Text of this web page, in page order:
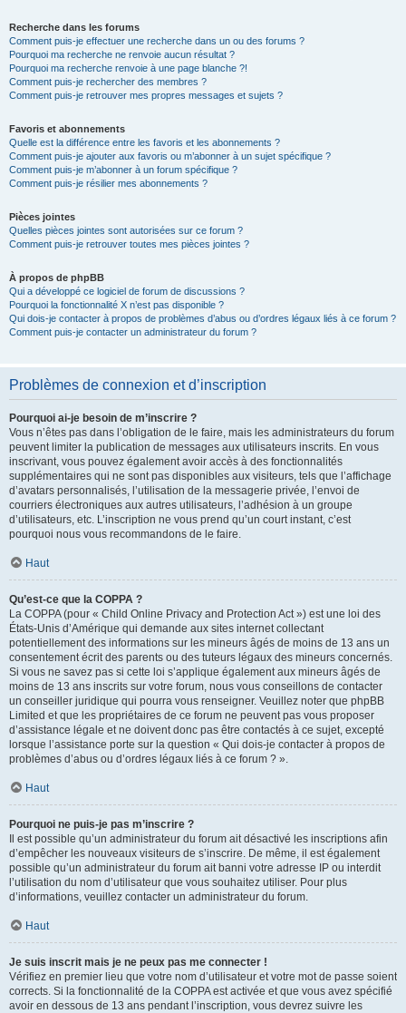
Recherche dans les forums
Comment puis-je effectuer une recherche dans un ou des forums ?
Pourquoi ma recherche ne renvoie aucun résultat ?
Pourquoi ma recherche renvoie à une page blanche ?!
Comment puis-je rechercher des membres ?
Comment puis-je retrouver mes propres messages et sujets ?
Favoris et abonnements
Quelle est la différence entre les favoris et les abonnements ?
Comment puis-je ajouter aux favoris ou m’abonner à un sujet spécifique ?
Comment puis-je m’abonner à un forum spécifique ?
Comment puis-je résilier mes abonnements ?
Pièces jointes
Quelles pièces jointes sont autorisées sur ce forum ?
Comment puis-je retrouver toutes mes pièces jointes ?
À propos de phpBB
Qui a développé ce logiciel de forum de discussions ?
Pourquoi la fonctionnalité X n’est pas disponible ?
Qui dois-je contacter à propos de problèmes d’abus ou d’ordres légaux liés à ce forum ?
Comment puis-je contacter un administrateur du forum ?
Problèmes de connexion et d’inscription
Pourquoi ai-je besoin de m’inscrire ?
Vous n’êtes pas dans l’obligation de le faire, mais les administrateurs du forum
peuvent limiter la publication de messages aux utilisateurs inscrits. En vous
inscrivant, vous pouvez également avoir accès à des fonctionnalités
supplémentaires qui ne sont pas disponibles aux visiteurs, tels que l’affichage
d’avatars personnalisés, l’utilisation de la messagerie privée, l’envoi de
courriers électroniques aux autres utilisateurs, l’adhésion à un groupe
d’utilisateurs, etc. L’inscription ne vous prend qu’un court instant, c’est
pourquoi nous vous recommandons de le faire.
Haut
Qu’est-ce que la COPPA ?
La COPPA (pour « Child Online Privacy and Protection Act ») est une loi des
États-Unis d’Amérique qui demande aux sites internet collectant
potentiellement des informations sur les mineurs âgés de moins de 13 ans un
consentement écrit des parents ou des tuteurs légaux des mineurs concernés.
Si vous ne savez pas si cette loi s’applique également aux mineurs âgés de
moins de 13 ans inscrits sur votre forum, nous vous conseillons de contacter
un conseiller juridique qui pourra vous renseigner. Veuillez noter que phpBB
Limited et que les propriétaires de ce forum ne peuvent pas vous proposer
d’assistance légale et ne doivent donc pas être contactés à ce sujet, excepté
lorsque l’assistance porte sur la question « Qui dois-je contacter à propos de
problèmes d’abus ou d’ordres légaux liés à ce forum ? ».
Haut
Pourquoi ne puis-je pas m’inscrire ?
Il est possible qu’un administrateur du forum ait désactivé les inscriptions afin
d’empêcher les nouveaux visiteurs de s’inscrire. De même, il est également
possible qu’un administrateur du forum ait banni votre adresse IP ou interdit
l’utilisation du nom d’utilisateur que vous souhaitez utiliser. Pour plus
d’informations, veuillez contacter un administrateur du forum.
Haut
Je suis inscrit mais je ne peux pas me connecter !
Vérifiez en premier lieu que votre nom d’utilisateur et votre mot de passe soient
corrects. Si la fonctionnalité de la COPPA est activée et que vous avez spécifié
avoir en dessous de 13 ans pendant l’inscription, vous devrez suivre les